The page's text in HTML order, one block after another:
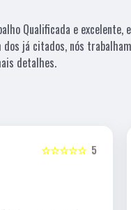
Qualificada e excelente,
já citados, nós
detalhes.
5
☆☆☆☆☆